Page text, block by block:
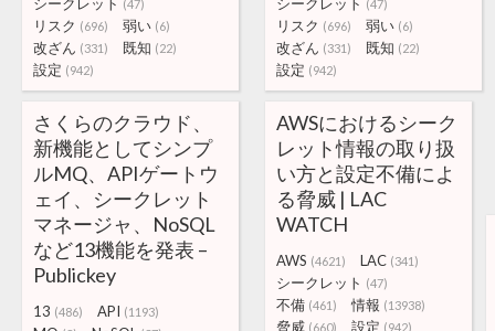
(47)
リスク (696) 弱い (6)
改ざん (331) 既知 (22)
設定 (942)
(47)
リスク (696) 弱い (6)
改ざん (331) 既知 (22)
設定 (942)
さくらのクラウド、
新機能としてシンプ
ルMQ、APIゲートウ
ェイ、シークレット
マネージャ、NoSQL
など13機能を発表 –
Publickey
13 (486) API (1193)
AWSにおけるシーク
レット情報の取り扱
い方と設定不備によ
る脅威 | LAC
WATCH
AWS (4621) LAC (341)
シークレット (47)
不備 (461) 情報 (13938)
脅威 (660) 設定 (942)